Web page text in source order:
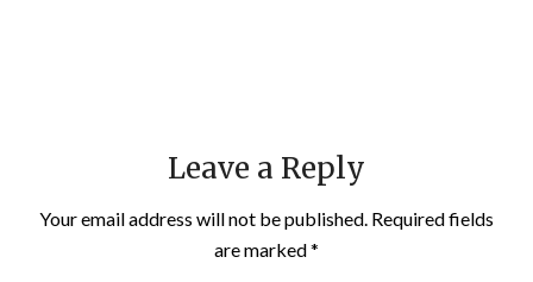
Leave a Reply
Your email address will not be published. Required fields
are marked*